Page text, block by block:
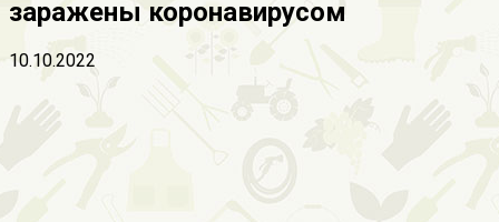
заражены коронавирусом
10.10.2022